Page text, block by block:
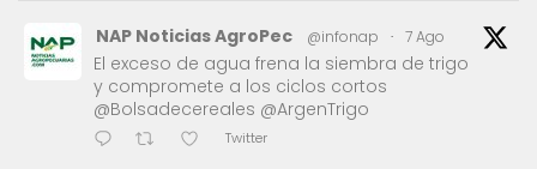
NAP Noticias AgroPec @infonap · 7 Ago
El exceso de agua frena la siembra de trigo
y compromete a los ciclos cortos
@Bolsadecereales @ArgenTrigo
Twitter